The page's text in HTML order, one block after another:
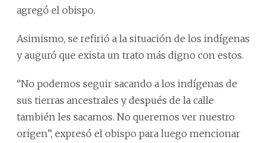
agregó el obispo.
Asimismo, se refirió a la situación de los indígenas
y auguró que exista un trato más digno con estos.
“No podemos seguir sacando a los indígenas de
sus tierras ancestrales y después de la calle
también les sacamos. No queremos ver nuestro
origen”, expresó el obispo para luego mencionar